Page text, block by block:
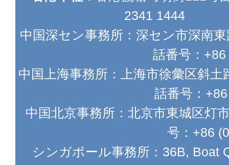
2341 1444
中国深セン事務所：深セン市深
話番号：
中国上海事務所：上海市徐彙区
話番号：
中国北京事務所：北京市東城区
号：+86
シンガポール事務所：36B,